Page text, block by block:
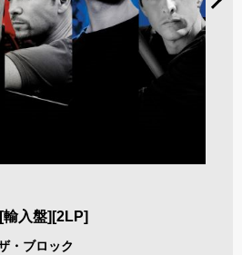
入盤][2LP]
・ブロック